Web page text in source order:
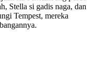
Stella si gadis naga, dan
Tempest, mereka